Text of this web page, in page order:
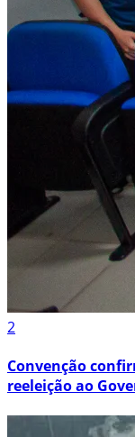
2
Convenção
reeleição ao